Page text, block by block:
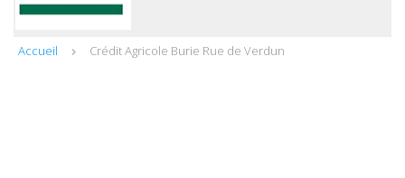
Accueil Crédit Agricole Burie Rue de Verdun